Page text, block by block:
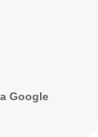
Google